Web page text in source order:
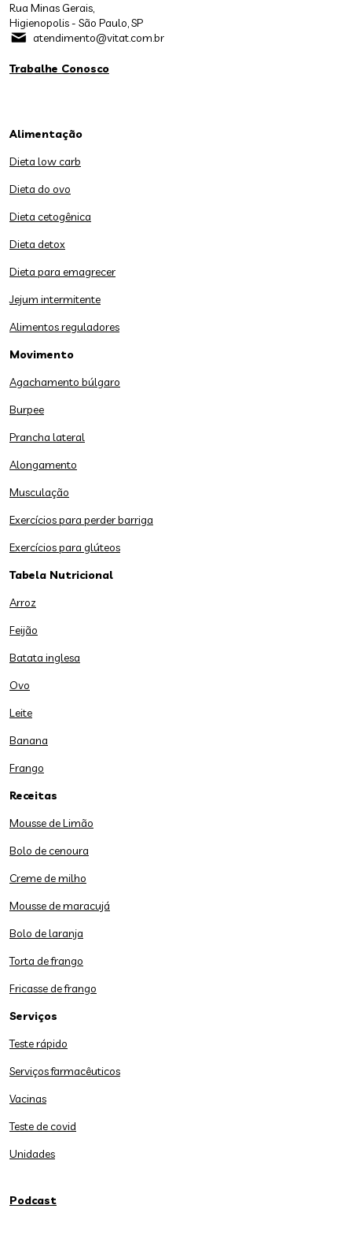
Rua Minas Gerais,
Higienopolis - São Paulo, SP
atendimento@vitat.com.br
Trabalhe Conosco
Alimentação
Dieta low carb
Dieta do ovo
Dieta cetogênica
Dieta detox
Dieta para emagrecer
Jejum intermitente
Alimentos reguladores
Movimento
Agachamento búlgaro
Burpee
Prancha lateral
Alongamento
Musculação
Exercícios para perder barriga
Exercícios para glúteos
Tabela Nutricional
Arroz
Feijão
Batata inglesa
Ovo
Leite
Banana
Frango
Receitas
Mousse de Limão
Bolo de cenoura
Creme de milho
Mousse de maracujá
Bolo de laranja
Torta de frango
Fricasse de frango
Serviços
Teste rápido
Serviços farmacêuticos
Vacinas
Teste de covid
Unidades
Podcast